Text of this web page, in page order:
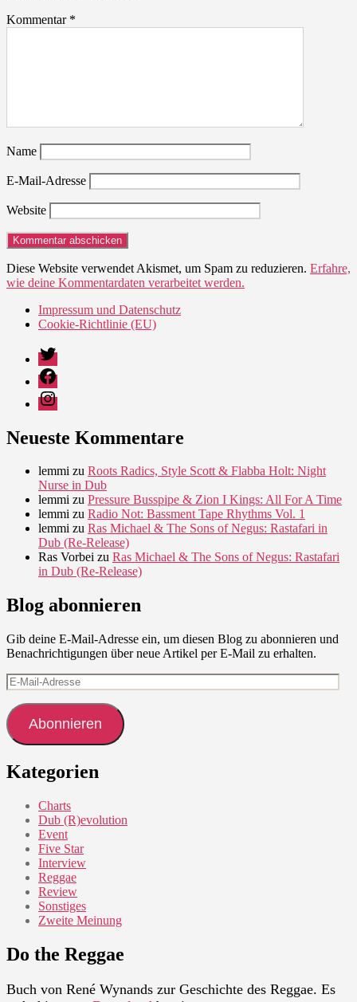
Kommentar *
Name
E-Mail-Adresse
Website
Diese Website verwendet Akismet, um Spam zu reduzieren. Erfahre,
wie deine Kommentardaten verarbeitet werden.
Impressum und Datenschutz
Cookie-Richtlinie (EU)
Twitter
Facebook
Instagram
Neueste Kommentare
lemmi zu Roots Radics, Style Scott & Flabba Holt: Night
Nurse in Dub
lemmi zu Pressure Busspipe & Zion I Kings: All For A Time
lemmi zu Radio Not: Bassment Tape Rhythms Vol. 1
lemmi zu Ras Michael & The Sons of Negus: Rastafari in
Dub (Re-Release)
Ras Vorbei zu Ras Michael & The Sons of Negus: Rastafari
in Dub (Re-Release)
Blog abonnieren
Gib deine E-Mail-Adresse ein, um diesen Blog zu abonnieren und
Benachrichtigungen über neue Artikel per E-Mail zu erhalten.
E-
Mail-
Adresse
Abonnieren
Kategorien
Charts
Dub (R)evolution
Event
Five Star
Interview
Reggae
Review
Sonstiges
Zweite Meinung
Do the Reggae
Buch von René Wynands zur Geschichte des Reggae. Es